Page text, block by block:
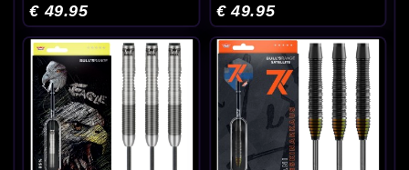
€ 49.95 € 49.95